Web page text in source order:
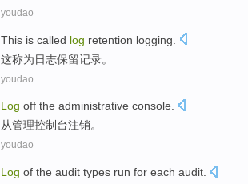
youdao
This is called log retention logging
这称为日志保留记录。
youdao
Log off the administrative console.
从管理控制台注销。
youdao
Log of the audit types run for each audit.